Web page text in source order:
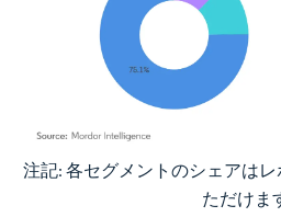
画像 © Mordor Intelligence。再利用にはCC
注記: 各セグメントのシェアは
ただけま